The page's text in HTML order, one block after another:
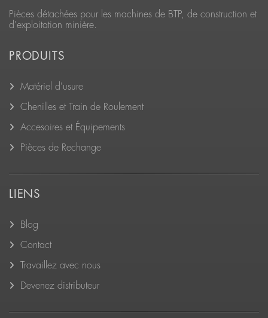
Pièces détachées pour les machines de BTP, de construction et
d'exploitation minière.
PRODUITS
Matériel d'usure
Chenilles et Train de Roulement
Accesoires et Équipements
Pièces de Rechange
LIENS
Blog
Contact
Travaillez avec nous
Devenez distributeur